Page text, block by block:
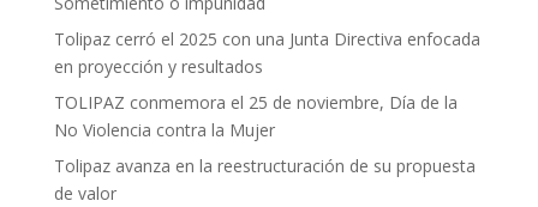
Tolipaz cerró el 2025 con una Junta Directiva enfocada
en proyección y resultados
TOLIPAZ conmemora el 25 de noviembre, Día de la
No Violencia contra la Mujer
Tolipaz avanza en la reestructuración de su propuesta
de valor